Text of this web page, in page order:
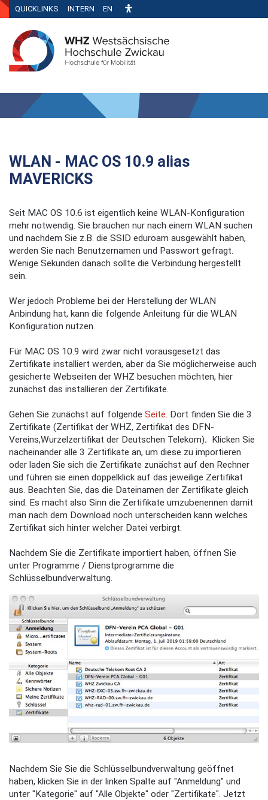
QUICKLINKS INTERN EN
WLAN - MAC OS 10.9 alias
MAVERICKS
Seit MAC OS 10.6 ist eigentlich keine WLAN-Konfiguration
mehr notwendig. Sie brauchen nur nach einem WLAN suchen
und nachdem Sie z.B. die SSID eduroam ausgewählt haben,
werden Sie nach Benutzernamen und Passwort gefragt.
Wenige Sekunden danach sollte die Verbindung hergestellt
sein.
Wer jedoch Probleme bei der Herstellung der WLAN
Anbindung hat, kann die folgende Anleitung für die WLAN
Konfiguration nutzen.
Für MAC OS 10.9 wird zwar nicht vorausgesetzt das
Zertifikate installiert werden, aber da Sie möglicherweise auch
gesicherte Webseiten der WHZ besuchen möchten, hier
zunächst das installieren der Zertifikate.
Gehen Sie zunächst auf folgende Seite. Dort finden Sie die 3
Zertifikate (Zertifikat der WHZ, Zertifikat des DFN-
Vereins,Wurzelzertifikat der Deutschen Telekom). Klicken Sie
nacheinander alle 3 Zertifikate an, um diese zu importieren
oder laden Sie sich die Zertifikate zunächst auf den Rechner
und führen sie einen doppelklick auf das jeweilige Zertifikat
aus. Beachten Sie, das die Dateinamen der Zertifikate gleich
sind. Es macht also Sinn die Zertifikate umzubenennen damit
man nach dem Download noch unterscheiden kann welches
Zertifikat sich hinter welcher Datei verbirgt.
Nachdem Sie die Zertifikate importiert haben, öffnen Sie
unter Programme / Dienstprogramme die
Schlüsselbundverwaltung.
Nachdem Sie Sie die Schlüsselbundverwaltung geöffnet
haben, klicken Sie in der linken Spalte auf "Anmeldung" und
unter "Kategorie" auf "Alle Objekte" oder "Zertifikate". Jetzt